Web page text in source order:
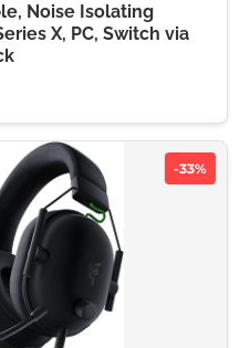
Noise Isolating
X, PC, Switch via
-33%